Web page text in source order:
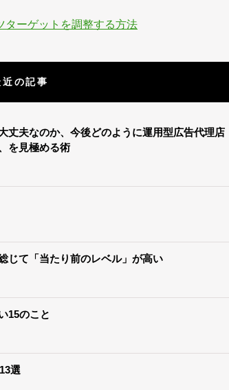
ターゲットを調整する方法
近の記事
丈夫なのか、今後どのように運用型広告代理店
を見極める術
じて「当たり前のレベル」が高い
15のこと
選